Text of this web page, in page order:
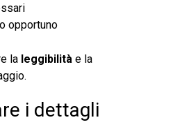
opportuno
la leggibilità e la
i dettagli